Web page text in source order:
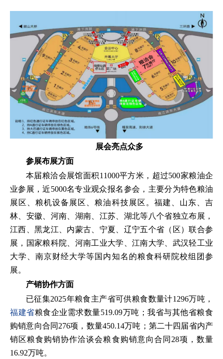
展会亮点众多
参展布展方面
本届粮洽会展馆面积11000平方米，超过500家粮油企
业参展，近5000名专业观众报名参会，主要分为特色粮油
展区、粮机设备展区、粮油科技展区。福建、山东、吉
林、安徽、河南、湖南、江苏、湖北等八个省独立布展，
江西、黑龙江、内蒙古、宁夏、辽宁五个省（区）联合参
展，国家粮科院、河南工业大学、江南大学、武汉轻工业
大学、南京财经大学等国内知名的粮食科研院校组团参
展。
产销协作方面
已征集2025年粮食主产省可供粮食数量计1296万吨，
福建省粮食企业需求数量519.09万吨；我省与其他省粮食
购销意向合同276项，数量450.14万吨；第二十四届省内产
销区粮食购销协作洽谈会粮食购销意向合同28项，数量
16.92万吨。